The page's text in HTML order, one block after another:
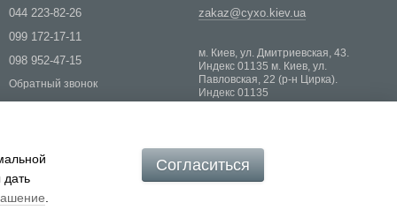
044 223-82-26
099 172-17-11
098 952-47-15
Обратный звонок
zakaz@cyxo.kiev.ua
м. Киев, ул. Дмитриевская, 43.
Индекс 01135 м. Киев, ул.
Павловская, 22 (р-н Цирка).
Индекс 01135
дать
Согласиться